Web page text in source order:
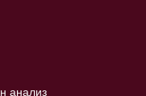
анализ